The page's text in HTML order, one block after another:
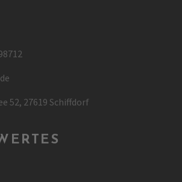
52, 27619 Schiffdorf